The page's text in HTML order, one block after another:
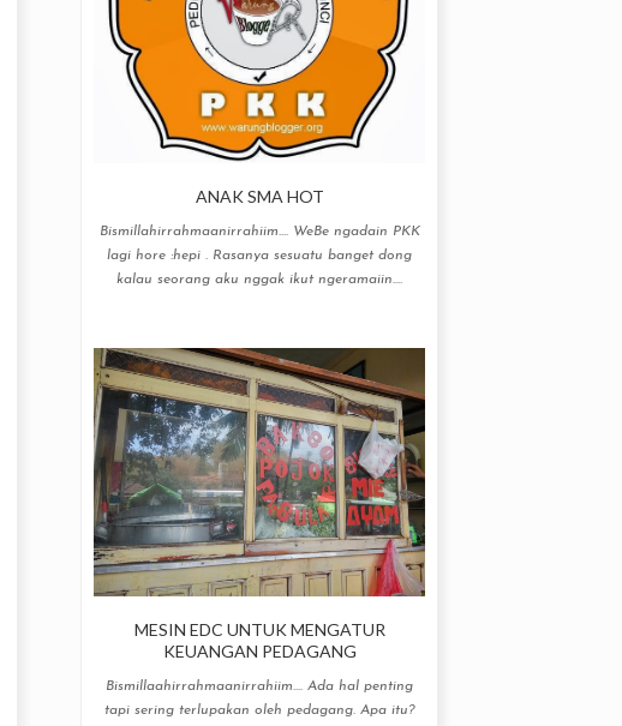
ANAK SMA HOT
Bismillahirrahmaanirrahiim…. WeBe ngadain PKK
lagi hore :hepi . Rasanya sesuatu banget dong
kalau seorang aku nggak ikut ngeramaiin....
MESIN EDC UNTUK MENGATUR
KEUANGAN PEDAGANG
Bismillaahirrahmaanirrahiim.... Ada hal penting
tapi sering terlupakan oleh pedagang. Apa itu?